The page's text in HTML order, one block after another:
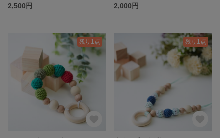
2,500円
2,000円
残り1点 残り1点